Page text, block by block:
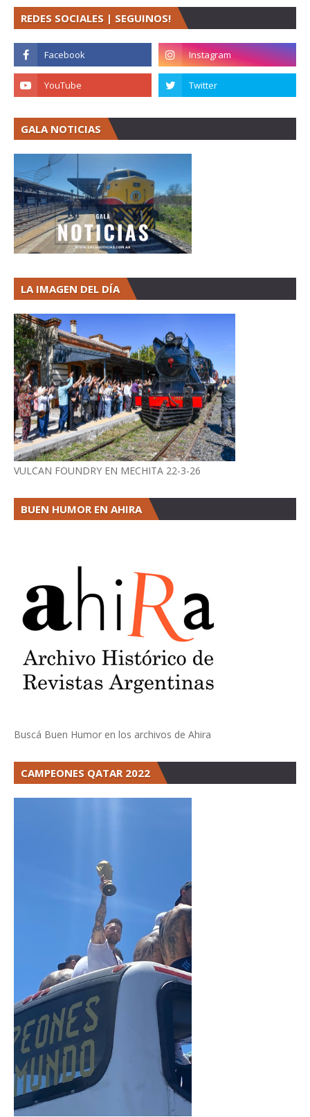
REDES SOCIALES | SEGUINOS!
GALA NOTICIAS
LA IMAGEN DEL DÍA
VULCAN FOUNDRY EN MECHITA 22-3-26
BUEN HUMOR EN AHIRA
Buscá Buen Humor en los archivos de Ahira
CAMPEONES QATAR 2022